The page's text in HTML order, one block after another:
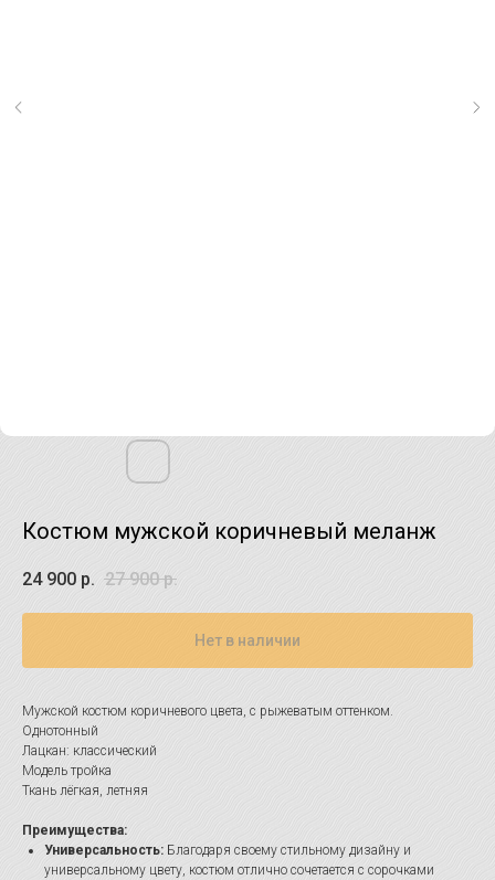
Костюм мужской коричневый меланж
24 900 р. 27 900 р.
Нет в наличии
Мужской костюм коричневого цвета, с рыжеватым оттенком.
Однотонный
Лацкан: классический
Модель тройка
Ткань лёгкая, летняя
Преимущества:
Универсальность: Благодаря своему стильному дизайну и
универсальному цвету, костюм отлично сочетается с сорочками